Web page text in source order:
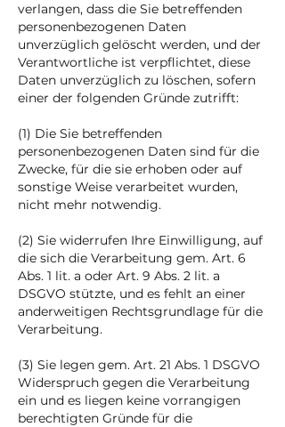
verlangen, dass die Sie betreffenden
personenbezogenen Daten
unverzüglich gelöscht werden, und der
Verantwortliche ist verpflichtet, diese
Daten unverzüglich zu löschen, sofern
einer der folgenden Gründe zutrifft:
(1) Die Sie betreffenden
personenbezogenen Daten sind für die
Zwecke, für die sie erhoben oder auf
sonstige Weise verarbeitet wurden,
nicht mehr notwendig.
(2) Sie widerrufen Ihre Einwilligung, auf
die sich die Verarbeitung gem. Art. 6
Abs. 1 lit. a oder Art. 9 Abs. 2 lit. a
DSGVO stützte, und es fehlt an einer
anderweitigen Rechtsgrundlage für die
Verarbeitung.
(3) Sie legen gem. Art. 21 Abs. 1 DSGVO
Widerspruch gegen die Verarbeitung
ein und es liegen keine vorrangigen
berechtigten Gründe für die